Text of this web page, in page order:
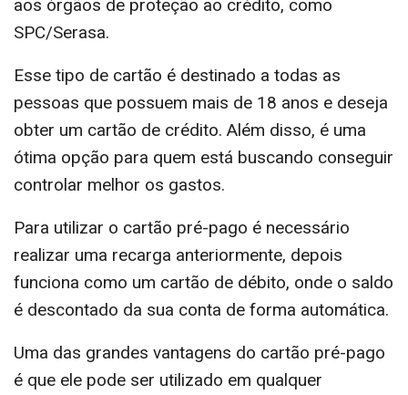
aos órgãos de proteção ao crédito, como
SPC/Serasa.
Esse tipo de cartão é destinado a todas as
pessoas que possuem mais de 18 anos e deseja
obter um cartão de crédito. Além disso, é uma
ótima opção para quem está buscando conseguir
controlar melhor os gastos.
Para utilizar o cartão pré-pago é necessário
realizar uma recarga anteriormente, depois
funciona como um cartão de débito, onde o saldo
é descontado da sua conta de forma automática.
Uma das grandes vantagens do cartão pré-pago
é que ele pode ser utilizado em qualquer